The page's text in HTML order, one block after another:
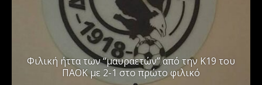
Φιλική ήττα των “μαυραετών” από την Κ19 του
ΠΑΟΚ με 2-1 στο πρώτο φιλικό